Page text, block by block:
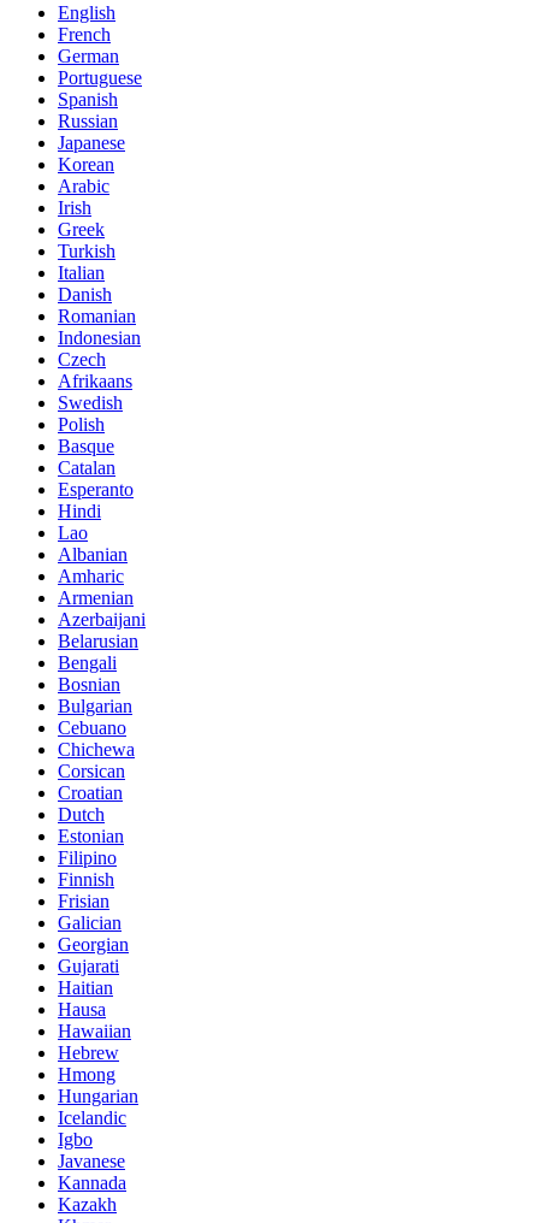
English
French
German
Portuguese
Spanish
Russian
Japanese
Korean
Arabic
Irish
Greek
Turkish
Italian
Danish
Romanian
Indonesian
Czech
Afrikaans
Swedish
Polish
Basque
Catalan
Esperanto
Hindi
Lao
Albanian
Amharic
Armenian
Azerbaijani
Belarusian
Bengali
Bosnian
Bulgarian
Cebuano
Chichewa
Corsican
Croatian
Dutch
Estonian
Filipino
Finnish
Frisian
Galician
Georgian
Gujarati
Haitian
Hausa
Hawaiian
Hebrew
Hmong
Hungarian
Icelandic
Igbo
Javanese
Kannada
Kazakh